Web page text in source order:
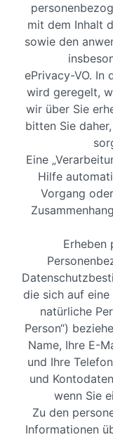
mit dem Inhalt
sowie den
ePrivacy-VO. In
wird geregelt,
wir über Sie
bitten Sie
Eine
Hilfe
Vorgang
Erheben
die sich auf
natürliche
Person“)
Name, Ihre E-
und Ihre
und
wenn Sie
Zu den
Informationen